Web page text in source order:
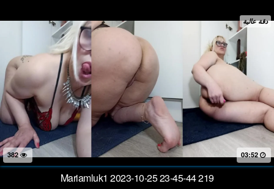
دقة عالية
382 03:52
Mariamluk1 2023-10-25 23-45-44 219